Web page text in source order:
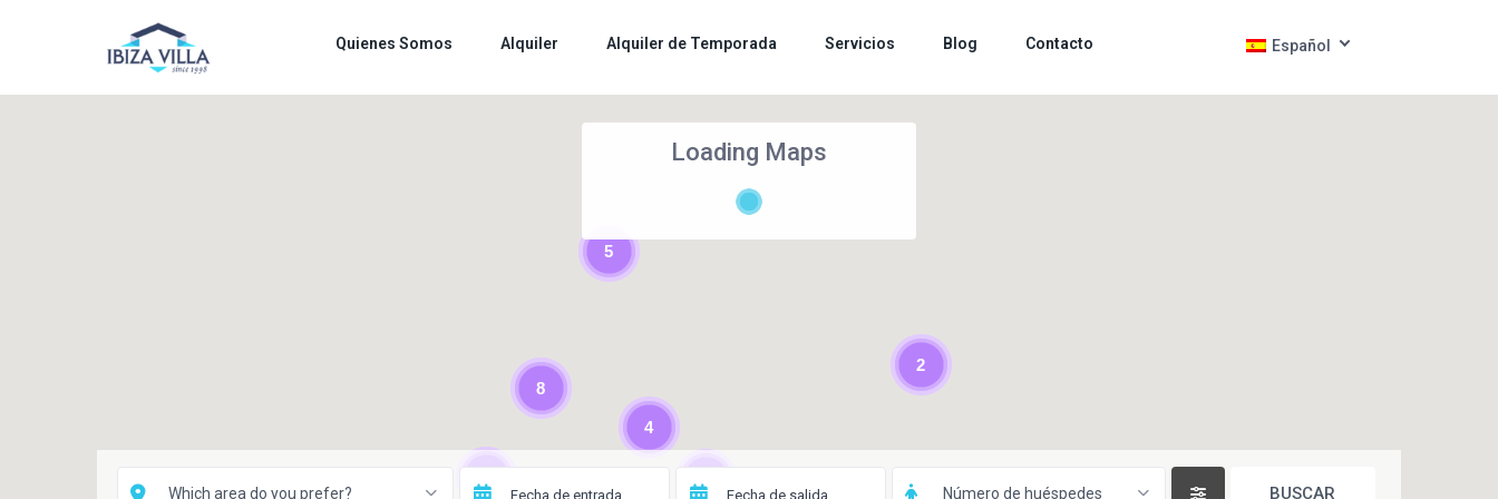
Quienes Somos Alquiler Alquiler de Temporada Servicios Blog Contacto Español
5
8
4
3
2
Loading Maps
Which area do you prefer? Número de huéspedes